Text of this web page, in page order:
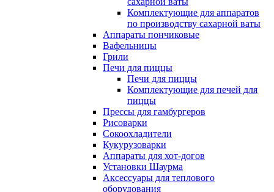
Комплектующие для аппаратов
по производству сахарной ваты
Аппараты пончиковые
Вафельницы
Грили
Печи для пиццы
Печи для пиццы
Комплектующие для печей для
пиццы
Прессы для гамбургеров
Рисоварки
Сокоохладители
Кукурузоварки
Аппараты для хот-догов
Установки Шаурма
Аксессуары для теплового
оборудования